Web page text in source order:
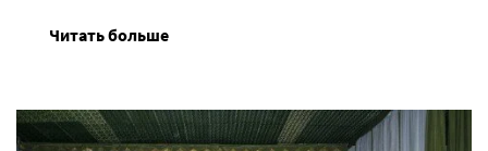
Читать больше